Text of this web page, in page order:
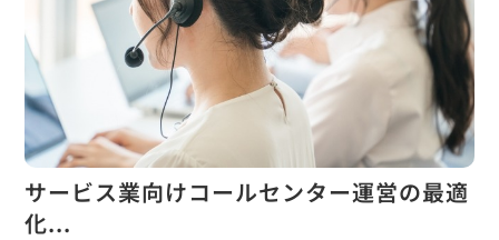
サービス業向けコールセンター運営の最適
化...